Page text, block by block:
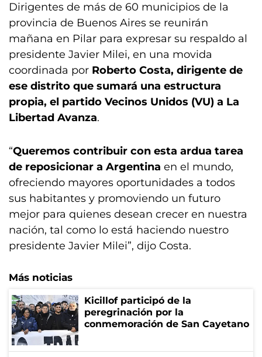
Dirigentes de más de 60 municipios de la
provincia de Buenos Aires se reunirán
mañana en Pilar para expresar su respaldo al
presidente Javier Milei, en una movida
coordinada por Roberto Costa, dirigente de
ese distrito que sumará una estructura
propia, el partido Vecinos Unidos (VU) a La
Libertad Avanza.
“Queremos contribuir con esta ardua tarea
de reposicionar a Argentina en el mundo,
ofreciendo mayores oportunidades a todos
sus habitantes y promoviendo un futuro
mejor para quienes desean crecer en nuestra
nación, tal como lo está haciendo nuestro
presidente Javier Milei”, dijo Costa.
Más noticias
Kicillof participó de la
peregrinación por la
conmemoración de San Cayetano